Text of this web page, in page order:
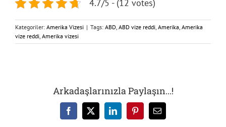
4.7/5 - (12 votes)
Kategoriler: Amerika Vizesi | Tags: ABD, ABD vize reddi, Amerika, Amerika
vize reddi, Amerika vizesi
Arkadaşlarınızla Paylaşın...!
Facebook
X LinkedInPinterest
E-
posta